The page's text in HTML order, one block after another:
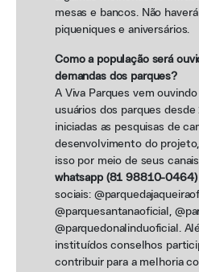
mesas e bancos. Não
piqueniques e aniversários.
Como a população será
demandas dos parques?
A Viva Parques vem
usuários dos parques
iniciadas as pesquisas de
desenvolvimento do
isso por meio de seus
whatsapp (81 98810-0464)
sociais:
@parquesantanaoficial,
@parquedonalinduoficial.
instituídos conselhos
contribuir para a melhoria